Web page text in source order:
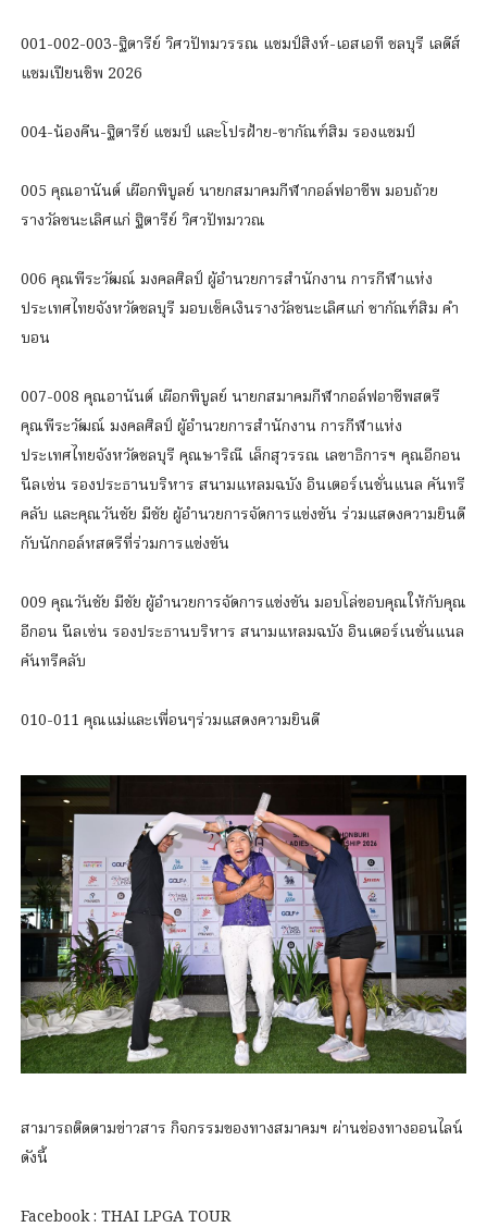
001-002-003-ฐิตารีย์ วิศวปัทมวรรณ แชมป์สิงห์-เอสเอที ชลบุรี เลดีส์
แชมเปียนชิพ 2026
004-น้องคีน-ฐิตารีย์ แชมป์ และโปรฝ้าย-ชากัณฑ์สิม รองแชมป์
005 คุณอานันต์ เผือกพิบูลย์ นายกสมาคมกีฬากอล์ฟอาชีพ มอบถ้วย
รางวัลชนะเลิศแก่ ฐิตารีย์ วิศวปัทมววณ
006 คุณพีระวัฒณ์ มงคลศิลป์ ผู้อำนวยการสำนักงาน การกีฬาแห่ง
ประเทศไทยจังหวัดชลบุรี มอบเช็คเงินรางวัลชนะเลิศแก่ ชากัณฑ์สิม คำ
บอน
007-008 คุณอานันต์ เผือกพิบูลย์ นายกสมาคมกีฬากอล์ฟอาชีพสตรี
คุณพีระวัฒณ์ มงคลศิลป์ ผู้อำนวยการสำนักงาน การกีฬาแห่ง
ประเทศไทยจังหวัดชลบุรี คุณษาริณี เล็กสุวรรณ เลขาธิการฯ คุณอีกอน
นีลเซ่น รองประธานบริหาร สนามแหลมฉบัง อินเตอร์เนชั่นแนล คันทรี
คลับ และคุณวันชัย มีชัย ผู้อำนวยการจัดการแข่งขัน ร่วมแสดงความยินดี
กับนักกอล์หสตรีที่ร่วมการแข่งขัน
009 คุณวันชัย มีชัย ผู้อำนวยการจัดการแข่งขัน มอบโล่ขอบคุณให้กับคุณ
อีกอน นีลเซ่น รองประธานบริหาร สนามแหลมฉบัง อินเตอร์เนชั่นแนล
คันทรีคลับ
010-011 คุณแม่และเพื่อนๆร่วมแสดงความยินดี
สามารถติดตามข่าวสาร กิจกรรมของทางสมาคมฯ ผ่านช่องทางออนไลน์
ดังนี้
Facebook : THAI LPGA TOUR